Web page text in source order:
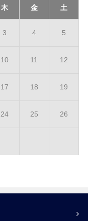
木 金 土
3 4 5
10 11 12
17 18 19
24 25 26